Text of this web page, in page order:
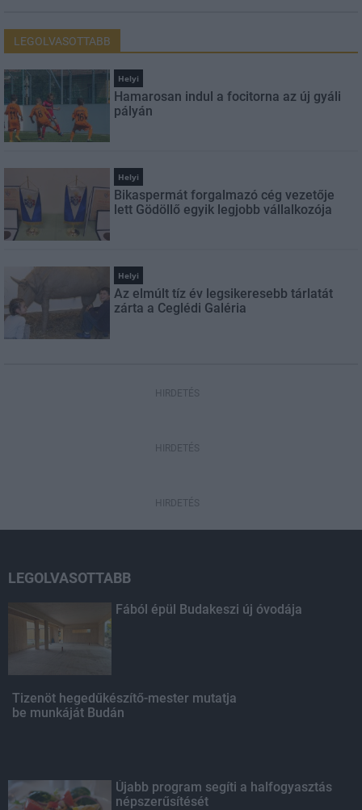
LEGOLVASOTTABB
Helyi
Hamarosan indul a focitorna az új gyáli
pályán
Helyi
Bikaspermát forgalmazó cég vezetője
lett Gödöllő egyik legjobb vállalkozója
Helyi
Az elmúlt tíz év legsikeresebb tárlatát
zárta a Ceglédi Galéria
HIRDETÉS
HIRDETÉS
HIRDETÉS
LEGOLVASOTTABB
Fából épül Budakeszi új óvodája
Tizenöt hegedűkészítő-mester mutatja
be munkáját Budán
Újabb program segíti a halfogyasztás
népszerűsítését